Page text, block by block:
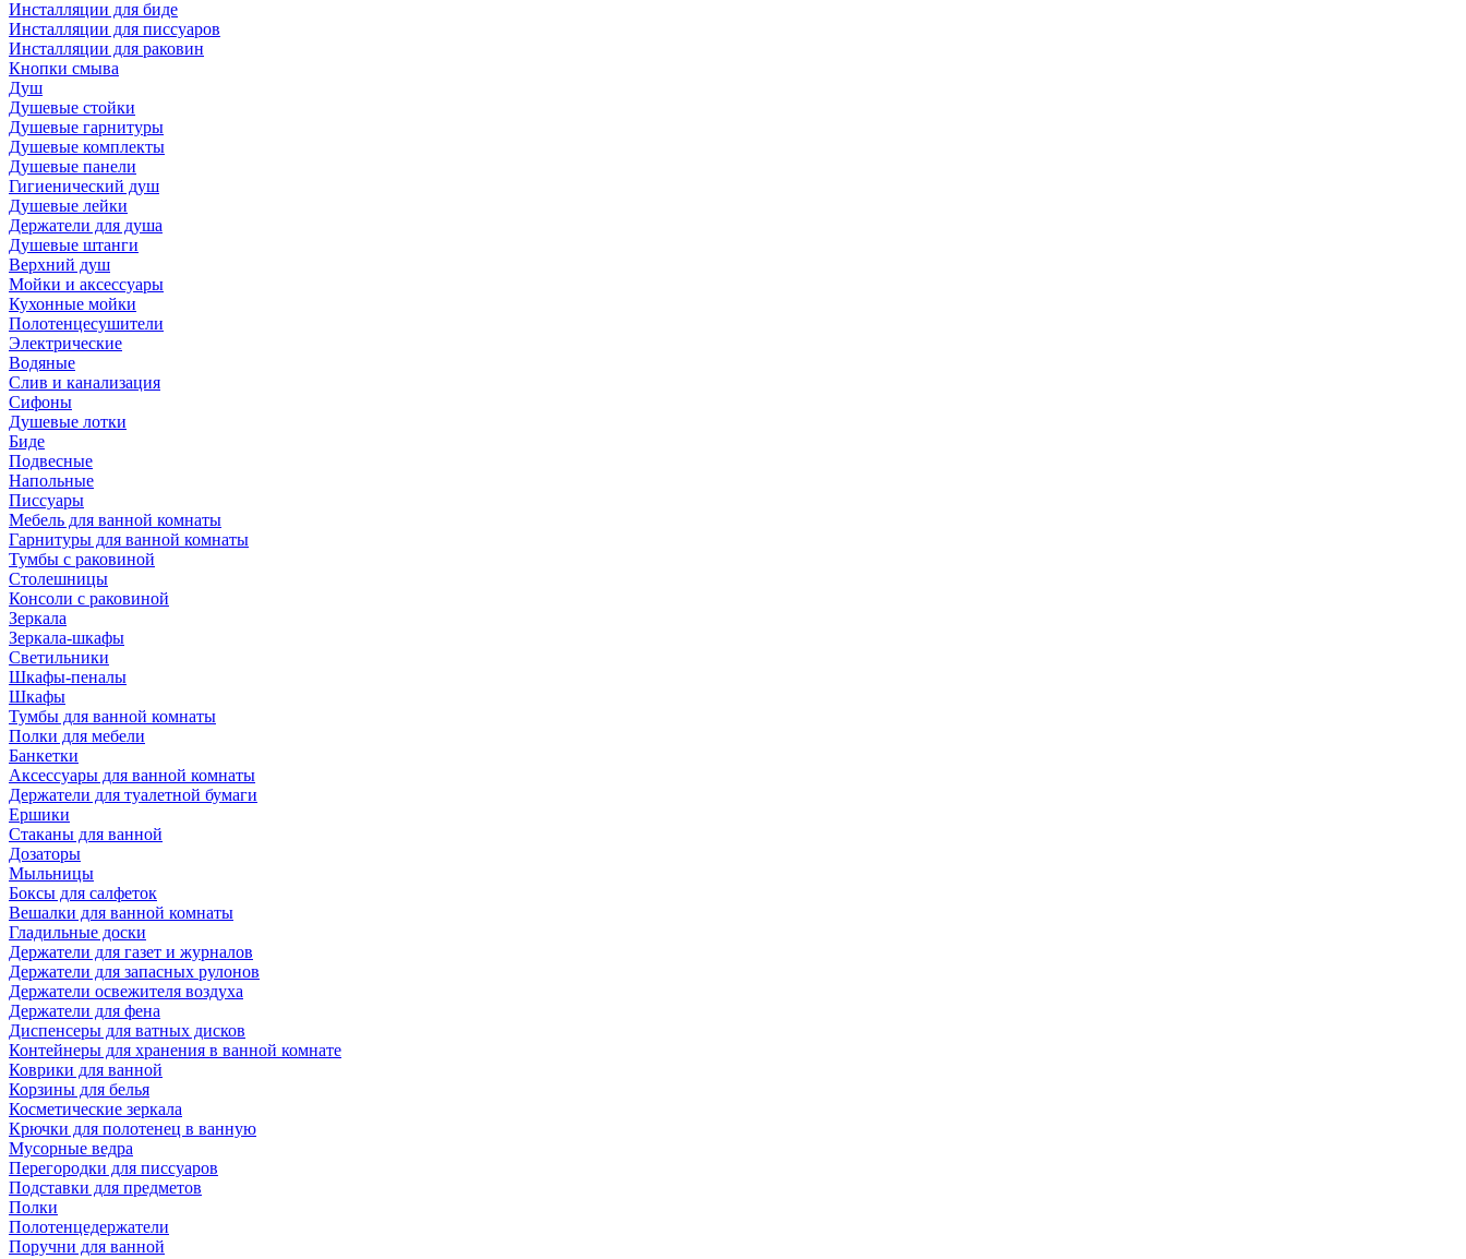
Инсталляции для биде
Инсталляции для писсуаров
Инсталляции для раковин
Кнопки смыва
Душ
Душевые стойки
Душевые гарнитуры
Душевые комплекты
Душевые панели
Гигиенический душ
Душевые лейки
Держатели для душа
Душевые штанги
Верхний душ
Мойки и аксессуары
Кухонные мойки
Полотенцесушители
Электрические
Водяные
Слив и канализация
Сифоны
Душевые лотки
Биде
Подвесные
Напольные
Писсуары
Мебель для ванной комнаты
Гарнитуры для ванной комнаты
Тумбы с раковиной
Столешницы
Консоли с раковиной
Зеркала
Зеркала-шкафы
Светильники
Шкафы-пеналы
Шкафы
Тумбы для ванной комнаты
Полки для мебели
Банкетки
Аксессуары для ванной комнаты
Держатели для туалетной бумаги
Ершики
Стаканы для ванной
Дозаторы
Мыльницы
Боксы для салфеток
Вешалки для ванной комнаты
Гладильные доски
Держатели для газет и журналов
Держатели для запасных рулонов
Держатели освежителя воздуха
Держатели для фена
Диспенсеры для ватных дисков
Контейнеры для хранения в ванной комнате
Коврики для ванной
Корзины для белья
Косметические зеркала
Крючки для полотенец в ванную
Мусорные ведра
Перегородки для писсуаров
Подставки для предметов
Полки
Полотенцедержатели
Поручни для ванной